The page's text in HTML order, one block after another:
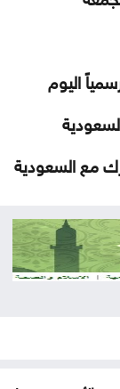
اليوم
مع السعودية
على مأرب